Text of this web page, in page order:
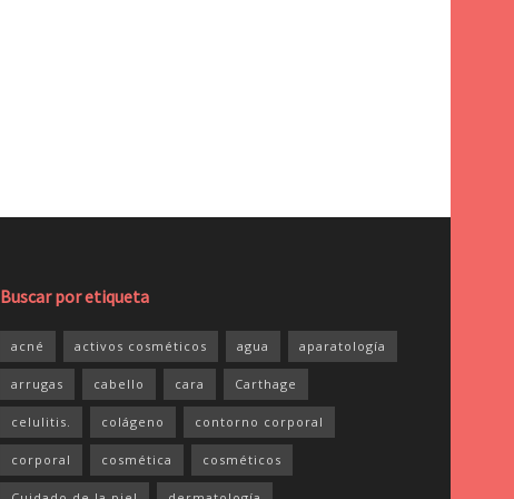
Buscar por etiqueta
acné activos cosméticos agua aparatología
arrugas cabello cara Carthage
celulitis. colágeno contorno corporal
corporal cosmética cosméticos